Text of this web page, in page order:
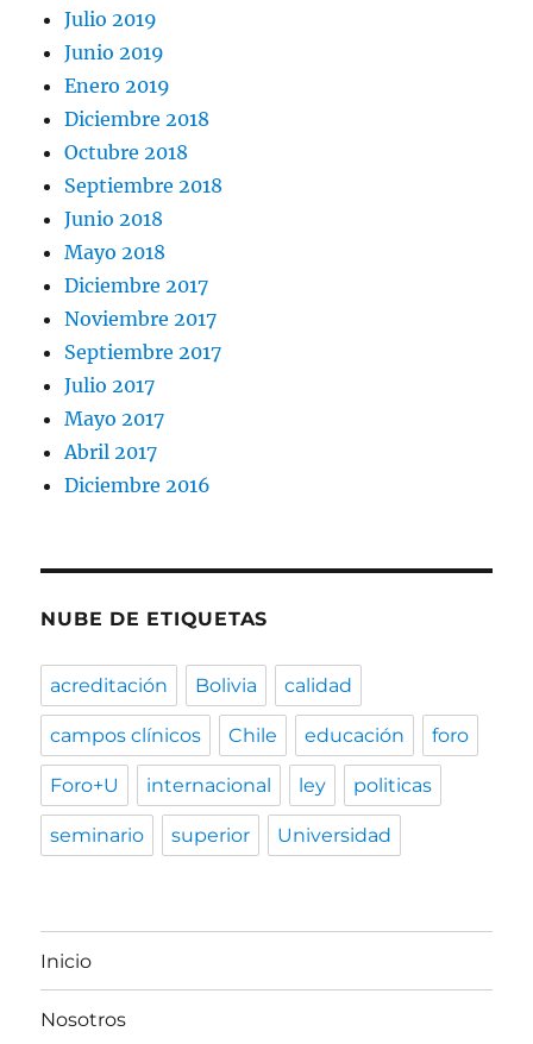
Julio 2019
Junio 2019
Enero 2019
Diciembre 2018
Octubre 2018
Septiembre 2018
Junio 2018
Mayo 2018
Diciembre 2017
Noviembre 2017
Septiembre 2017
Julio 2017
Mayo 2017
Abril 2017
Diciembre 2016
NUBE DE ETIQUETAS
acreditación Bolivia calidad
campos clínicos Chile educación foro
Foro+U internacional ley politicas
seminario superior Universidad
Inicio
Nosotros